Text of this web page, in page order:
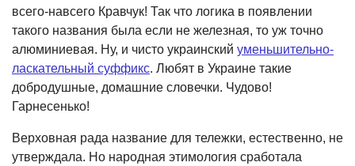
всего-навсего Кравчук! Так что логика в появлении
такого названия была если не железная, то уж точно
алюминиевая. Ну, и чисто украинский уменьшительно-
ласкательный суффикс. Любят в Украине такие
добродушные, домашние словечки. Чудово!
Гарнесенько!
Верховная рада название для тележки, естественно, не
утверждала. Но народная этимология сработала